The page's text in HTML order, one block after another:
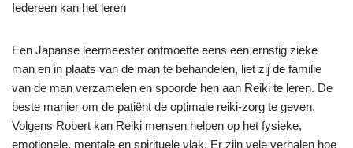
Iedereen kan het leren
Een Japanse leermeester ontmoette eens een ernstig zieke
man en in plaats van de man te behandelen, liet zij de familie
van de man verzamelen en spoorde hen aan Reiki te leren. De
beste manier om de patiënt de optimale reiki-zorg te geven.
Volgens Robert kan Reiki mensen helpen op het fysieke,
emotionele, mentale en spirituele vlak. Er zijn vele verhalen hoe